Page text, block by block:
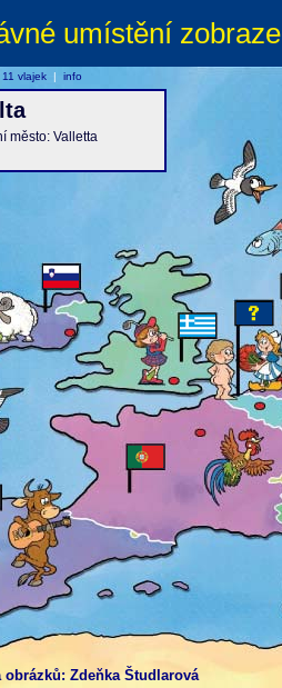
umístění
obrázků: Zdeňka Študlarová
město: Valletta
vlajek | info